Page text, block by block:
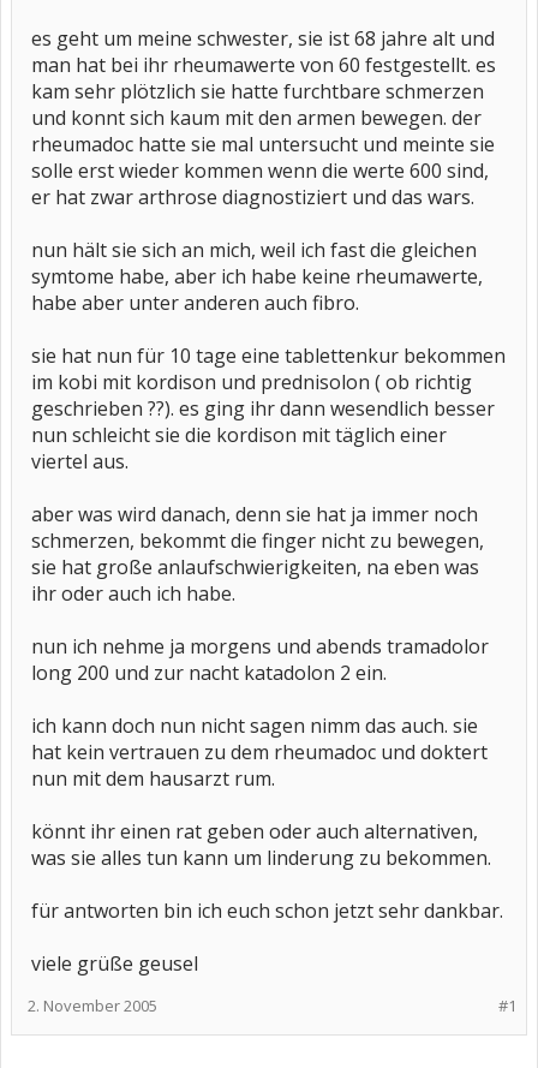
es geht um meine schwester, sie ist 68 jahre alt und
man hat bei ihr rheumawerte von 60 festgestellt. es
kam sehr plötzlich sie hatte furchtbare schmerzen
und konnt sich kaum mit den armen bewegen. der
rheumadoc hatte sie mal untersucht und meinte sie
solle erst wieder kommen wenn die werte 600 sind,
er hat zwar arthrose diagnostiziert und das wars.
nun hält sie sich an mich, weil ich fast die gleichen
symtome habe, aber ich habe keine rheumawerte,
habe aber unter anderen auch fibro.
sie hat nun für 10 tage eine tablettenkur bekommen
im kobi mit kordison und prednisolon ( ob richtig
geschrieben ??). es ging ihr dann wesendlich besser
nun schleicht sie die kordison mit täglich einer
viertel aus.
aber was wird danach, denn sie hat ja immer noch
schmerzen, bekommt die finger nicht zu bewegen,
sie hat große anlaufschwierigkeiten, na eben was
ihr oder auch ich habe.
nun ich nehme ja morgens und abends tramadolor
long 200 und zur nacht katadolon 2 ein.
ich kann doch nun nicht sagen nimm das auch. sie
hat kein vertrauen zu dem rheumadoc und doktert
nun mit dem hausarzt rum.
könnt ihr einen rat geben oder auch alternativen,
was sie alles tun kann um linderung zu bekommen.
für antworten bin ich euch schon jetzt sehr dankbar.
viele grüße geusel
#1
2. November 2005